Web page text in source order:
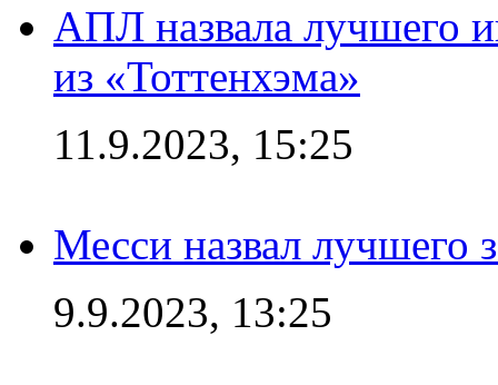
АПЛ назвала лучшего
из «Тоттенхэма»
11.9.2023, 15:25
Месси назвал лучшего
9.9.2023, 13:25